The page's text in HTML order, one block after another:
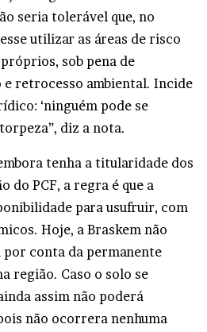
seria tolerável que, no
utilizar as áreas de risco
sob pena de
retrocesso ambiental. Incide
‘ninguém pode se
diz a nota.
tenha a titularidade dos
do PCF, a regra é que a
para usufruir, com
Hoje, a Braskem não
conta da permanente
região. Caso o solo se
assim não poderá
não ocorrera nenhuma